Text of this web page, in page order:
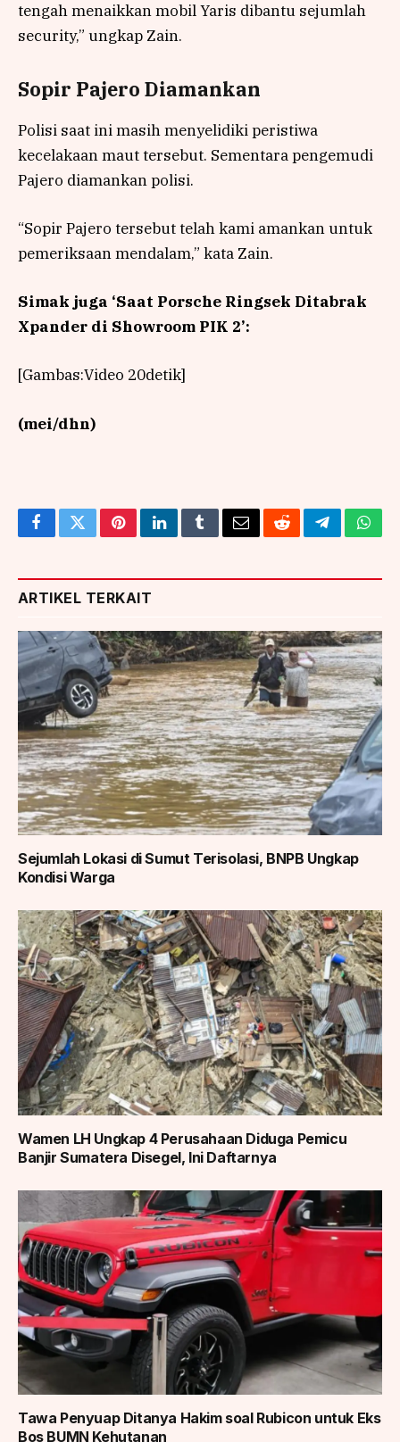
tengah menaikkan mobil Yaris dibantu sejumlah
security,” ungkap Zain.
Sopir Pajero Diamankan
Polisi saat ini masih menyelidiki peristiwa
kecelakaan maut tersebut. Sementara pengemudi
Pajero diamankan polisi.
“Sopir Pajero tersebut telah kami amankan untuk
pemeriksaan mendalam,” kata Zain.
Simak juga ‘Saat Porsche Ringsek Ditabrak
Xpander di Showroom PIK 2’:
[Gambas:Video 20detik]
(mei/dhn)
FacebookTwitterPinterestLinkedInTumblrEmailRedditTelegram
ARTIKEL TERKAIT
Sejumlah Lokasi di Sumut Terisolasi, BNPB Ungkap
Kondisi Warga
Wamen LH Ungkap 4 Perusahaan Diduga Pemicu
Banjir Sumatera Disegel, Ini Daftarnya
Tawa Penyuap Ditanya Hakim soal Rubicon untuk Eks
Bos BUMN Kehutanan